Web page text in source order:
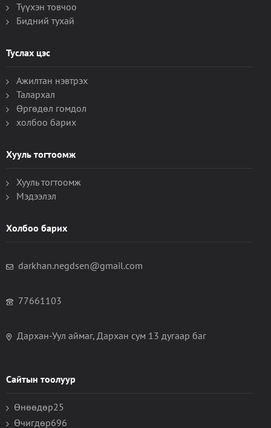
Түүхэн товчоо
Бидний тухай
Туслах цэс
Ажилтан нэвтрэх
Талархал
Өргөдөл гомдол
холбоо барих
Хууль тогтоомж
Хууль тогтоомж
Мэдээлэл
Холбоо барих
darkhan.negdsen@gmail.com
77661103
Дархан-Уул аймаг, Дархан сум 13 дугаар баг
Сайтын тоолуур
Өнөөдөр25
Өчигдөр696